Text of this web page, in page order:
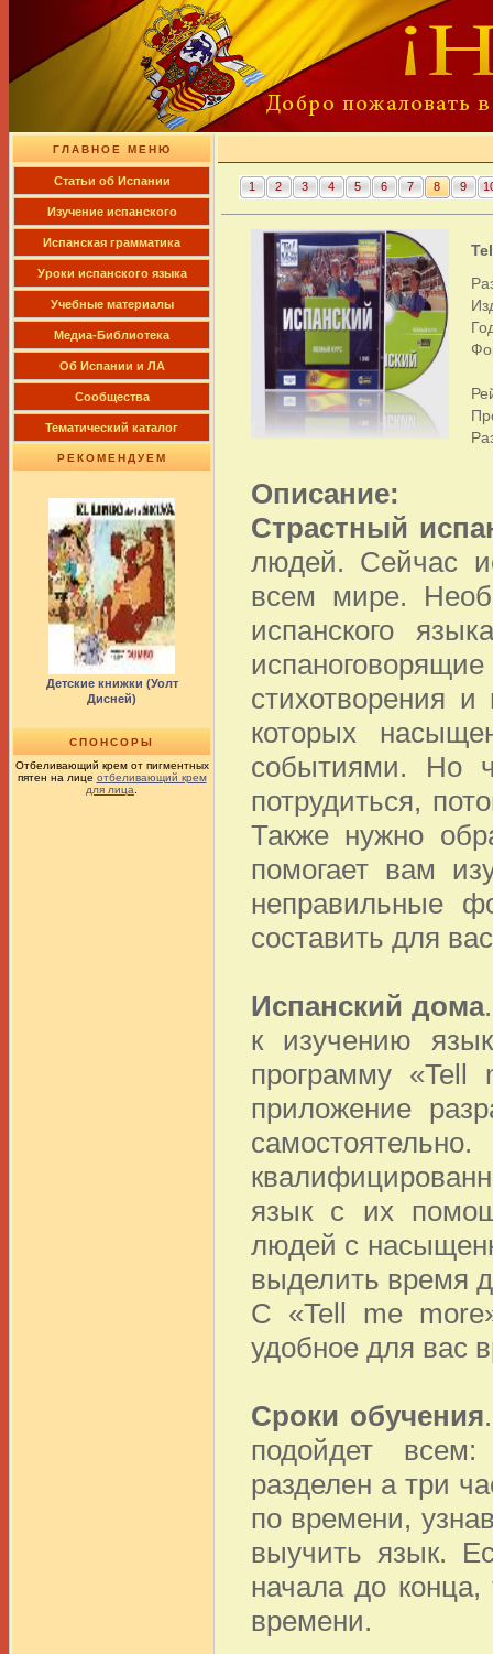
ГЛАВНОЕ МЕНЮ
Cтатьи об Испании
Изучение испанского
Испанская грамматика
Уроки испанского языка
Учебные материалы
Медиа-Библиотека
Об Испании и ЛА
Сообщества
Тематический каталог
РЕКОМЕНДУЕМ
Детские книжки (Уолт
Дисней)
СПОНСОРЫ
Отбеливающий крем от пигментных
пятен на лице отбеливающий крем
для лица
1 2 3 4 5 6 7 8 9
Описание:
Страстный
людей. Сейчас
всем мире.
испанского
испаноговорящие
стихотворения и
которых
событиями. Но
потрудиться,
Также нужно
помогает вам
неправильные
составить для
Испанский дома
к изучению
программу
приложение
язык с их
людей с
выделить время
С «Tell me
удобное для вас
Сроки обучения
подойдет
разделен а три
по времени,
выучить язык.
начала до
времени.